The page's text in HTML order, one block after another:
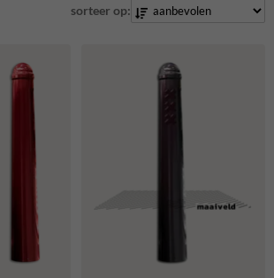
sorteer op: